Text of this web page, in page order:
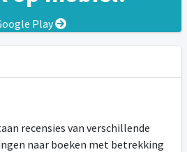
Play
recensies van verschillende
naar boeken met betrekking